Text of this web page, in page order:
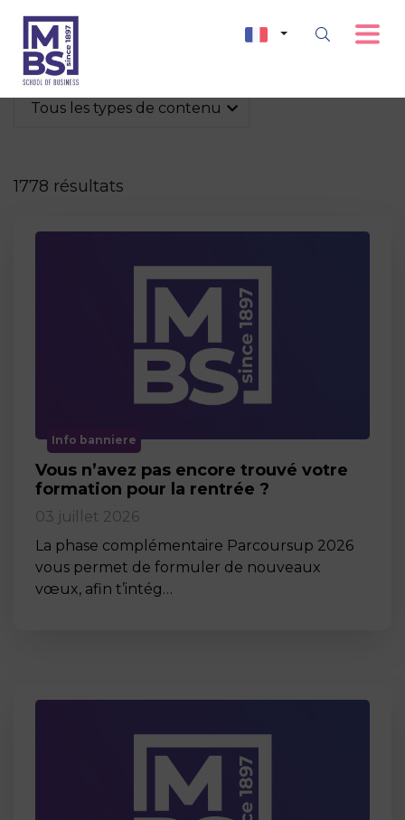
Tous les types de contenu
1778 résultats
Info banniere
Vous n’avez pas encore trouvé votre
formation pour la rentrée ?
03 juillet 2026
La phase complémentaire Parcoursup 2026
vous permet de formuler de nouveaux
vœux, afin t’intég…